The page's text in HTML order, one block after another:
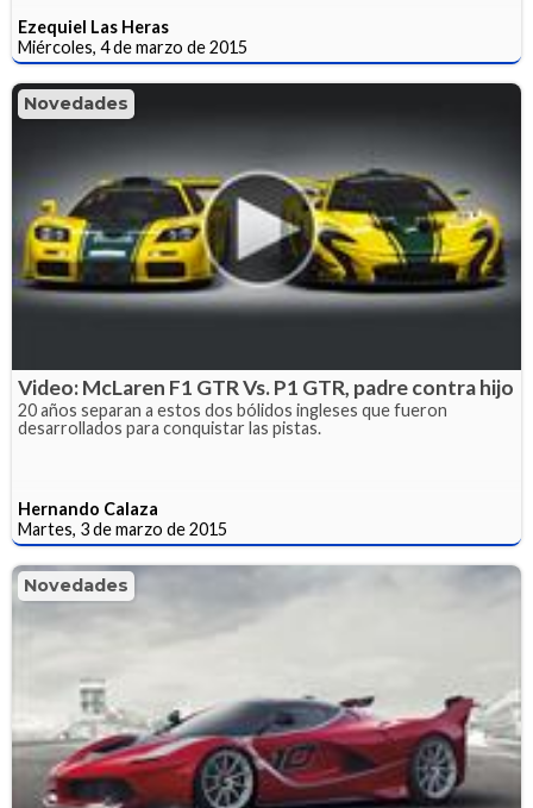
Ezequiel Las Heras
Miércoles, 4 de marzo de 2015
Novedades
Video: McLaren F1 GTR Vs. P1 GTR, padre contra hijo
20 años separan a estos dos bólidos ingleses que fueron
desarrollados para conquistar las pistas.
Hernando Calaza
Martes, 3 de marzo de 2015
Novedades